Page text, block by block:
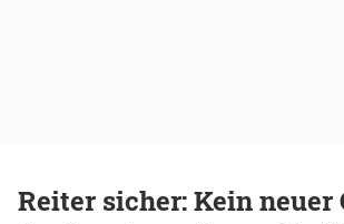
Reiter sicher: Kein neuer